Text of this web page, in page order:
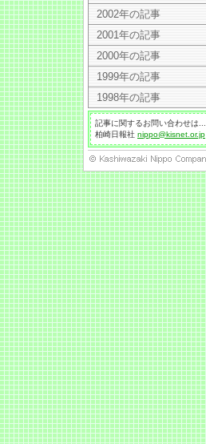
2002年の記事
2001年の記事
2000年の記事
1999年の記事
1998年の記事
記事に関するお問い合わせは...
柏崎日報社 nippo@kisnet.or.jp